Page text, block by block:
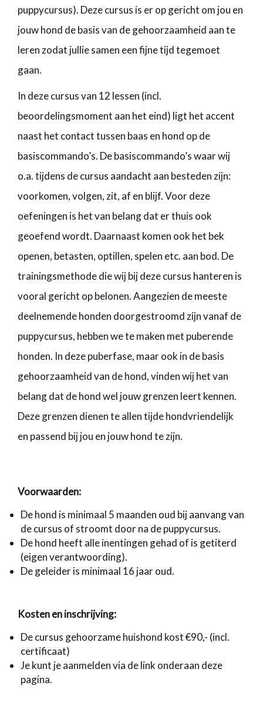
puppycursus). Deze cursus is er op gericht om jou en
jouw hond de basis van de gehoorzaamheid aan te
leren zodat jullie samen een fijne tijd tegemoet
gaan.
In deze cursus van 12 lessen (incl.
beoordelingsmoment aan het eind) ligt het accent
naast het contact tussen baas en hond op de
basiscommando’s. De basiscommando’s waar wij
o.a. tijdens de cursus aandacht aan besteden zijn:
voorkomen, volgen, zit, af en blijf. Voor deze
oefeningen is het van belang dat er thuis ook
geoefend wordt. Daarnaast komen ook het bek
openen, betasten, optillen, spelen etc. aan bod. De
trainingsmethode die wij bij deze cursus hanteren is
vooral gericht op belonen. Aangezien de meeste
deelnemende honden doorgestroomd zijn vanaf de
puppycursus, hebben we te maken met puberende
honden. In deze puberfase, maar ook in de basis
gehoorzaamheid van de hond, vinden wij het van
belang dat de hond wel jouw grenzen leert kennen.
Deze grenzen dienen te allen tijde hondvriendelijk
en passend bij jou en jouw hond te zijn.
Voorwaarden:
De hond is minimaal 5 maanden oud bij aanvang van
de cursus of stroomt door na de puppycursus.
De hond heeft alle inentingen gehad of is getiterd
(eigen verantwoording).
De geleider is minimaal 16 jaar oud.
Kosten en inschrijving:
De cursus gehoorzame huishond kost €90,- (incl.
certificaat)
Je kunt je aanmelden via de link onderaan deze
pagina.